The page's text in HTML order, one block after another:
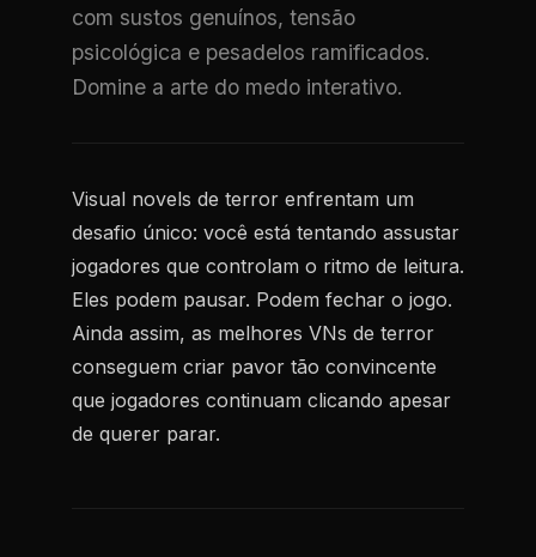
com sustos genuínos, tensão
psicológica e pesadelos ramificados.
Domine a arte do medo interativo.
Visual novels de terror enfrentam um
desafio único: você está tentando assustar
jogadores que controlam o ritmo de leitura.
Eles podem pausar. Podem fechar o jogo.
Ainda assim, as melhores VNs de terror
conseguem criar pavor tão convincente
que jogadores continuam clicando apesar
de querer parar.